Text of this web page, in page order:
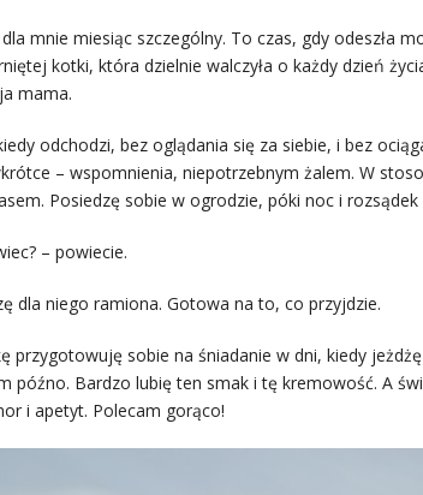
mnie miesiąc szczególny. To czas, gdy odeszła
kotki, która dzielnie walczyła o każdy dzień
mama.
odchodzi, bez oglądania się za siebie, i bez
– wspomnienia, niepotrzebnym żalem. W
Posiedzę sobie w ogrodzie, póki noc i
– powiecie.
dla niego ramiona. Gotowa na to, co przyjdzie.
przygotowuję sobie na śniadanie w dni, kiedy
późno. Bardzo lubię ten smak i tę kremowość. A
i apetyt. Polecam gorąco!